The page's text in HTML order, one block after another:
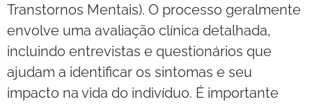
Transtornos Mentais). O processo geralmente
envolve uma avaliação clínica detalhada,
incluindo entrevistas e questionários que
ajudam a identificar os sintomas e seu
impacto na vida do indivíduo. É importante